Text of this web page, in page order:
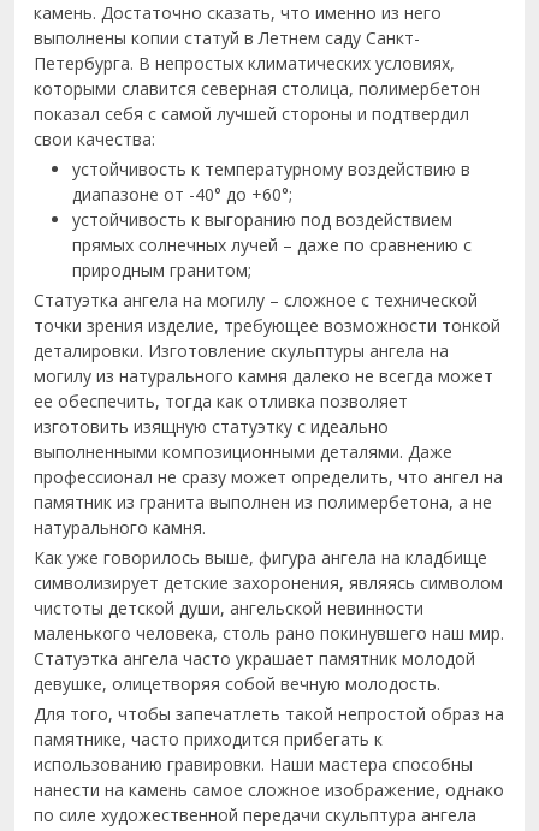
камень. Достаточно сказать, что именно из него
выполнены копии статуй в Летнем саду Санкт-
Петербурга. В непростых климатических условиях,
которыми славится северная столица, полимербетон
показал себя с самой лучшей стороны и подтвердил
свои качества:
устойчивость к температурному воздействию в
диапазоне от -40° до +60°;
устойчивость к выгоранию под воздействием
прямых солнечных лучей – даже по сравнению с
природным гранитом;
Статуэтка ангела на могилу – сложное с технической
точки зрения изделие, требующее возможности тонкой
деталировки. Изготовление скульптуры ангела на
могилу из натурального камня далеко не всегда может
ее обеспечить, тогда как отливка позволяет
изготовить изящную статуэтку с идеально
выполненными композиционными деталями. Даже
профессионал не сразу может определить, что ангел на
памятник из гранита выполнен из полимербетона, а не
натурального камня.
Как уже говорилось выше, фигура ангела на кладбище
символизирует детские захоронения, являясь символом
чистоты детской души, ангельской невинности
маленького человека, столь рано покинувшего наш мир.
Статуэтка ангела часто украшает памятник молодой
девушке, олицетворяя собой вечную молодость.
Для того, чтобы запечатлеть такой непростой образ на
памятнике, часто приходится прибегать к
использованию гравировки. Наши мастера способны
нанести на камень самое сложное изображение, однако
по силе художественной передачи скульптура ангела